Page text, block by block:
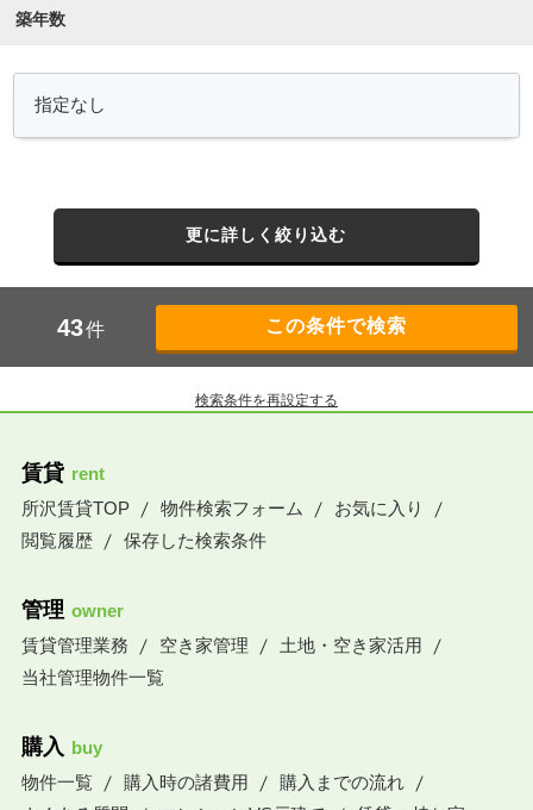
築年数
更に詳しく絞り込む
43件
検索条件を再設定する
賃貸 rent
所沢賃貸TOP
物件検索フォーム
お気に入り
閲覧履歴
保存した検索条件
管理 owner
賃貸管理業務
空き家管理
土地・空き家活用
当社管理物件一覧
購入 buy
物件一覧
購入時の諸費用
購入までの流れ